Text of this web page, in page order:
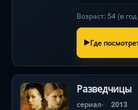
Возраст: 54 (в
Где
Разведчицы
сериал 2013